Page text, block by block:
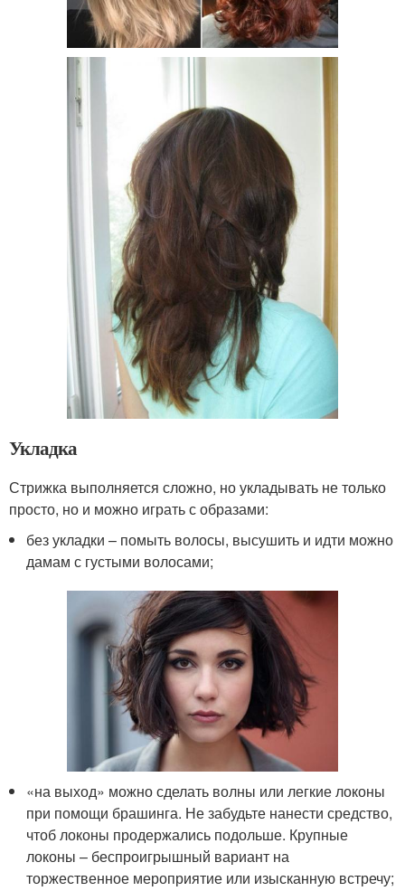
Укладка
Стрижка выполняется сложно, но укладывать не только
просто, но и можно играть с образами:
без укладки – помыть волосы, высушить и идти можно
дамам с густыми волосами;
«на выход» можно сделать волны или легкие локоны
при помощи брашинга. Не забудьте нанести средство,
чтоб локоны продержались подольше. Крупные
локоны – беспроигрышный вариант на
торжественное мероприятие или изысканную встречу;